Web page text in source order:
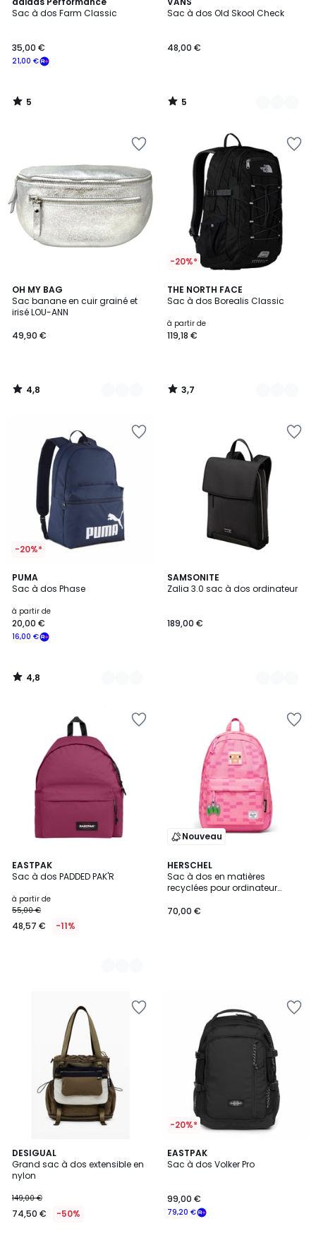
Sac à dos Farm Classic
21,00 €
35,00 €
/
5
/
Sac à dos Old Skool Check
48,00 €
/
3
Couleurs
5
/
OH MY BAG
Sac banane en cuir grainé et
irisé LOU-ANN
49,90 €
4,8
/ 5
24
Couleurs
4,8
/
-20%*
THE NORTH FACE
Sac à dos Borealis Classic
à partir de
119,18 €
3,7
/ 5
4
Couleurs
3,7
/
-20%*
PUMA
Sac à dos Phase
à partir de
16,00 €
20,00 €
4,8
/ 5
2
Couleurs
4,8
/
SAMSONITE
Zalia 3.0 sac à dos ordinateur
189,00 €
4
Couleurs
EASTPAK
Sac à dos PADDED PAK'R
à partir de
55,00 €
48,57 € -11%
15
Couleurs
Nouveau
HERSCHEL
Sac à dos en matières
recyclées pour ordinateur
CLASSIC 26 L
70,00 €
DESIGUAL
Grand sac à dos extensible en
nylon
149,00 €
74,50 € -50%
-20%*
EASTPAK
Sac à dos Volker Pro
79,20 €
99,00 €
2
Couleurs